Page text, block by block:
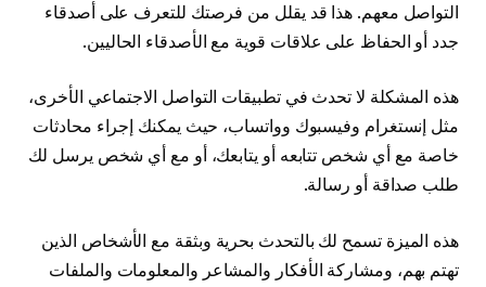
التواصل معهم. هذا قد يقلل من فرصتك للتعرف على أصدقاء
جدد أو الحفاظ على علاقات قوية مع الأصدقاء الحاليين.
هذه المشكلة لا تحدث في تطبيقات التواصل الاجتماعي الأخرى،
مثل إنستغرام وفيسبوك وواتساب، حيث يمكنك إجراء محادثات
خاصة مع أي شخص تتابعه أو يتابعك، أو مع أي شخص يرسل لك
طلب صداقة أو رسالة.
هذه الميزة تسمح لك بالتحدث بحرية وبثقة مع الأشخاص الذين
تهتم بهم، ومشاركة الأفكار والمشاعر والمعلومات والملفات